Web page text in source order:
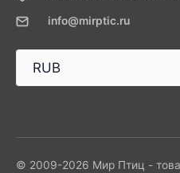
info@mirptic.ru
© 2009-2026 Мир Птиц -